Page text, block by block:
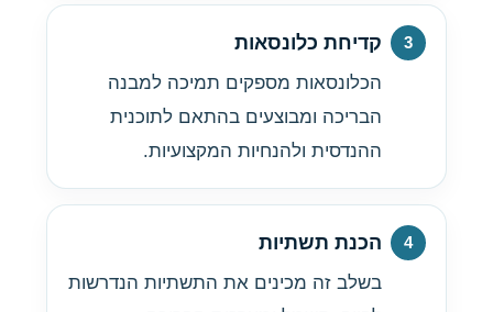
קדיחת כלונסאות
הכלונסאות מספקים תמיכה למבנה
הבריכה ומבוצעים בהתאם לתוכנית
ההנדסית ולהנחיות המקצועיות.
הכנת תשתיות
בשלב זה מכינים את התשתיות הנדרשות